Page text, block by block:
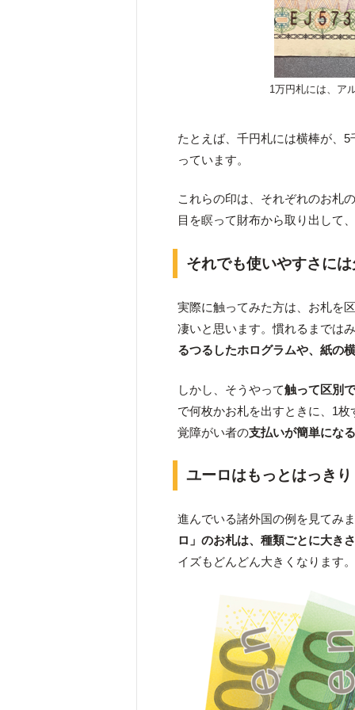
1万円札には、ア
たとえば、千円札には横棒が、
っています。
これらの印は、それぞれのお札
目を瞑って財布から取り出して
それでも使いやすさに
実際に触ってみた方は、お札を
凄いと思います。慣れるまでは
るつるしたホログラムや、紙の
しかし、そうやって触って区別
で何枚かお札を出すときに、1
覚障がい者の支払いが簡単にな
ユーロはもっとはっき
進んでいる諸外国の例を見てみ
ロ」のお札は、種類ごとに大き
イズもどんどん大きくなります